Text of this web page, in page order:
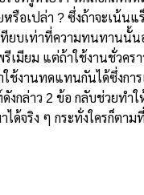
หรือเปล่า ? ซึ่งถ้าจะเน้นแ
ทียบเท่าที่ความทนทานนั้น
เมียม แต่ถ้าใช้งานชั่วครา
ใช้งานทดแทนกันได้ซึ่งการ
งกล่าว 2 ข้อ กลับช่วยทำ
ได้จริง ๆ กระทั่งใครก็ตาม